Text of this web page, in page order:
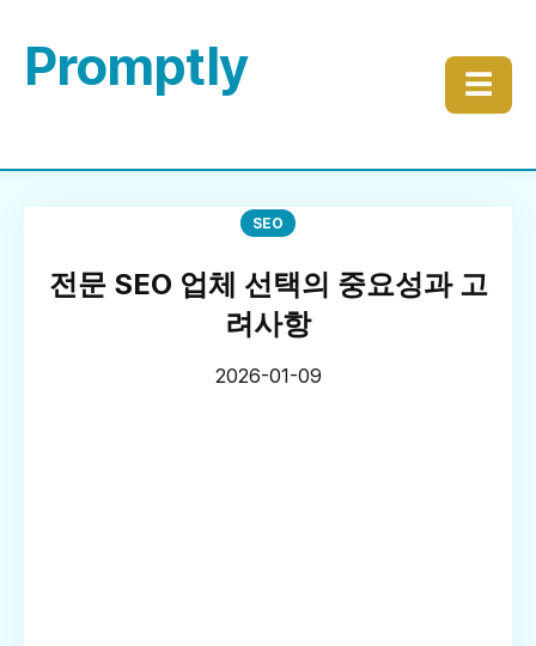
Promptly ☰
SEO
전문 SEO 업체 선택의 중요성과 고
려사항
2026-01-09